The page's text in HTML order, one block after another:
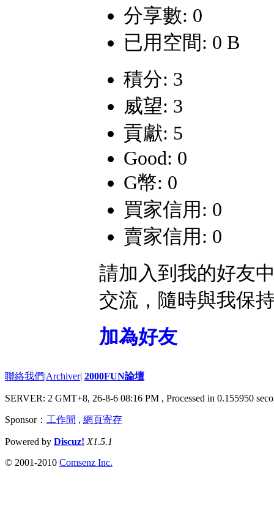
分享數: 0
已用空間: 0 B
積分: 3
威望: 3
貢獻: 5
Good: 0
G幣: 0
買家信用: 0
賣家信用: 0
請加入到我的好友
交流，隨時與我保
加為好友
聯絡我們|Archiver| 2000FUN論壇
SERVER: 2 GMT+8, 26-8-6 08:16 PM , Processed in 0.155950
Sponsor： 工作間 , 網頁寄存
Powered by Discuz! X1.5.1
© 2001-2010 Comsenz Inc.